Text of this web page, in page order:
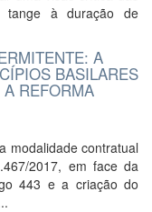
tange à duração de
A
BASILARES
REFORMA
modalidade contratual
2017, em face da
443 e a criação do